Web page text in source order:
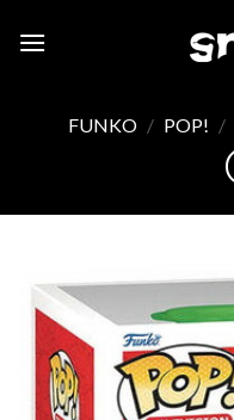
FUNKO / POP! /